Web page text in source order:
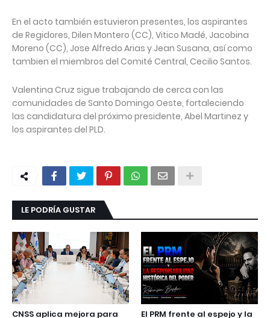
En el acto también estuvieron presentes, los aspirantes
de Regidores, Dilen Montero (CC), Vitico Madé, Jacobina
Moreno (CC), Jose Alfredo Arias y Jean Susana, así como
tambien el miembros del Comité Central, Cecilio Santos.
Valentina Cruz sigue trabajando de cerca con las
comunidades de Santo Domingo Oeste, fortaleciendo
las candidatura del próximo presidente, Abel Martinez y
los aspirantes del PLD.
LE PODRÍA GUSTAR
CNSS aplica mejora para
El PRM frente al espejo y la